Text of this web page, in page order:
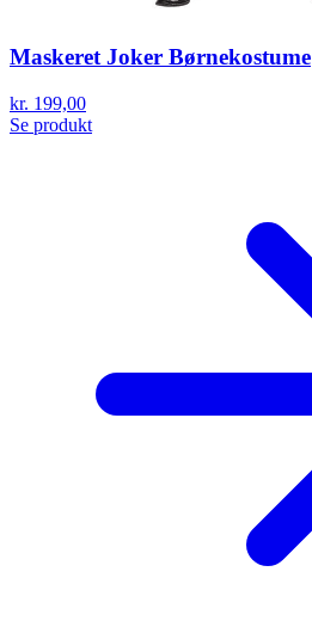
Maskeret Joker Børnekostume
kr. 199,00
Se produkt